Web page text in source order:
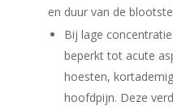
en duur van de
Bij lage
beperkt tot acute
hoesten,
hoofdpijn. Deze